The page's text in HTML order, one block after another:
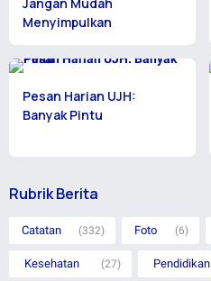
Menyimpulkan
Pesan Harian UJH:
Banyak Pintu
Rubrik Berita
Catatan (332) Foto (6)
Kesehatan (27) Pendidikan